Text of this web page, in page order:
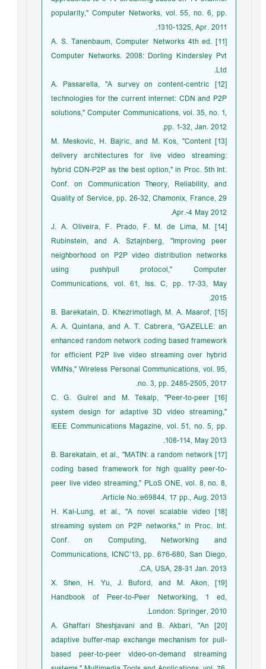
popularity," Computer Networks, vol. 55, no. 6, pp.
1310-1325, Apr. 2011.
[11] A. S. Tanenbaum, Computer Networks 4th ed.
Computer Networks. 2008: Dorling Kindersley Pvt
Ltd.
[12] A. Passarella, "A survey on content-centric
technologies for the current internet: CDN and P2P
solutions," Computer Communications, vol. 35, no. 1,
pp. 1-32, Jan. 2012.
[13] M. Meskovic, H. Bajric, and M. Kos, "Content
delivery architectures for live video streaming:
hybrid CDN-P2P as the best option," in Proc. 5th Int.
Conf. on Communication Theory, Reliability, and
Quality of Service, pp. 26-32, Chamonix, France, 29
Apr.-4 May 2012.
[14] J. A. Oliveira, F. Prado, F. M. de Lima, M.
Rubinstein, and A. Sztajnberg, "Improving peer
neighborhood on P2P video distribution networks
using push/pull protocol," Computer
Communications, vol. 61, Iss. C, pp. 17-33, May
2015.
[15] B. Barekatain, D. Khezrimotlagh, M. A. Maarof,
A. A. Quintana, and A. T. Cabrera, "GAZELLE: an
enhanced random network coding based framework
for efficient P2P live video streaming over hybrid
WMNs," Wireless Personal Communications, vol. 95,
no. 3, pp. 2485-2505, 2017.
[16] C. G. Gulrel and M. Tekalp, "Peer-to-peer
system design for adaptive 3D video streaming,"
IEEE Communications Magazine, vol. 51, no. 5, pp.
108-114, May 2013.
[17] B. Barekatain, et al., "MATIN: a random network
coding based framework for high quality peer-to-
peer live video streaming," PLoS ONE, vol. 8, no. 8,
Article No.:e69844, 17 pp., Aug. 2013.
[18] H. Kai-Lung, et al., "A novel scalable video
streaming system on P2P networks," in Proc. Int.
Conf. on Computing, Networking and
Communications, ICNC’13, pp. 676-680, San Diego,
CA, USA, 28-31 Jan. 2013.
[19] X. Shen, H. Yu, J. Buford, and M. Akon,
Handbook of Peer-to-Peer Networking, 1 ed,
London: Springer, 2010.
[20] A. Ghaffari Sheshjavani and B. Akbari, "An
adaptive buffer-map exchange mechanism for pull-
based peer-to-peer video-on-demand streaming